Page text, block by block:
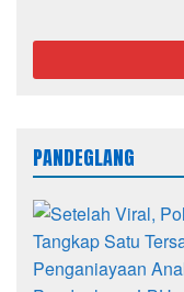
PANDEGLANG